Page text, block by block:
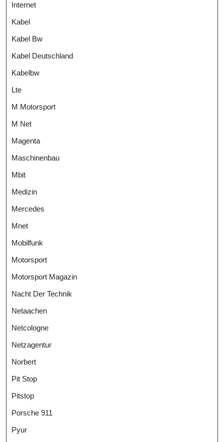
Internet
Kabel
Kabel Bw
Kabel Deutschland
Kabelbw
Lte
M Motorsport
M Net
Magenta
Maschinenbau
Mbit
Medizin
Mercedes
Mnet
Mobilfunk
Motorsport
Motorsport Magazin
Nacht Der Technik
Netaachen
Netcologne
Netzagentur
Norbert
Pit Stop
Pitstop
Porsche 911
Pyur